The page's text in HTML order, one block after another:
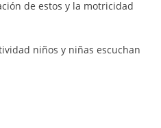
de estos y la motricidad
niños y niñas escuchan